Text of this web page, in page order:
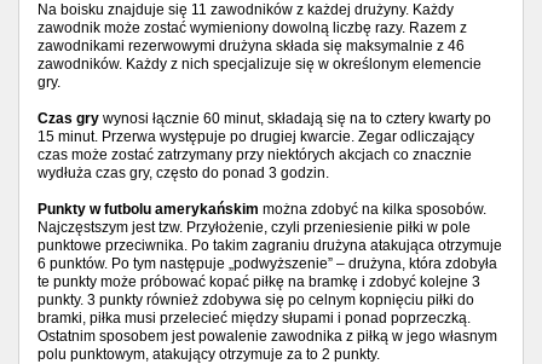
Na boisku znajduje się 11 zawodników z każdej drużyny. Każdy
zawodnik może zostać wymieniony dowolną liczbę razy. Razem z
zawodnikami rezerwowymi drużyna składa się maksymalnie z 46
zawodników. Każdy z nich specjalizuje się w określonym elemencie
gry.
Czas gry wynosi łącznie 60 minut, składają się na to cztery kwarty po
15 minut. Przerwa występuje po drugiej kwarcie. Zegar odliczający
czas może zostać zatrzymany przy niektórych akcjach co znacznie
wydłuża czas gry, często do ponad 3 godzin.
Punkty w futbolu amerykańskim można zdobyć na kilka sposobów.
Najczęstszym jest tzw. Przyłożenie, czyli przeniesienie piłki w pole
punktowe przeciwnika. Po takim zagraniu drużyna atakująca otrzymuje
6 punktów. Po tym następuje „podwyższenie” – drużyna, która zdobyła
te punkty może próbować kopać piłkę na bramkę i zdobyć kolejne 3
punkty. 3 punkty również zdobywa się po celnym kopnięciu piłki do
bramki, piłka musi przelecieć między słupami i ponad poprzeczką.
Ostatnim sposobem jest powalenie zawodnika z piłką w jego własnym
polu punktowym, atakujący otrzymuje za to 2 punkty.